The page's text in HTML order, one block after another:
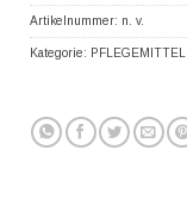
Artikelnummer: n. v.
Kategorie: PFLEGEMITTEL